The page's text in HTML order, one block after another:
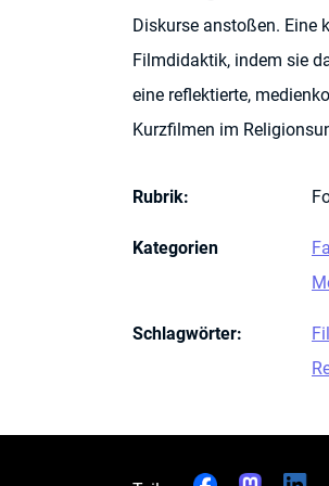
Diskurse anstoßen. Eine
Filmdidaktik, indem sie
eine reflektierte,
Kurzfilmen im
Rubrik:
Kategorien
Schlagwörter: